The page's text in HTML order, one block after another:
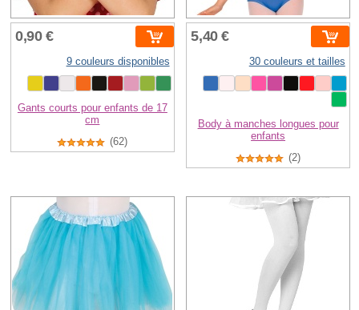
0,90 €
9 couleurs disponibles
Gants courts pour enfants de 17
cm
(62)
5,40 €
30 couleurs et tailles
Body à manches longues pour
enfants
(2)